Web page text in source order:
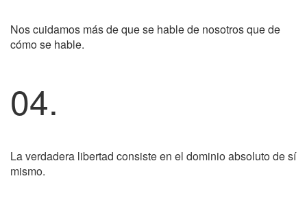
Nos cuidamos más de que se hable de nosotros que de
cómo se hable.
04.
La verdadera libertad consiste en el dominio absoluto de sí
mismo.